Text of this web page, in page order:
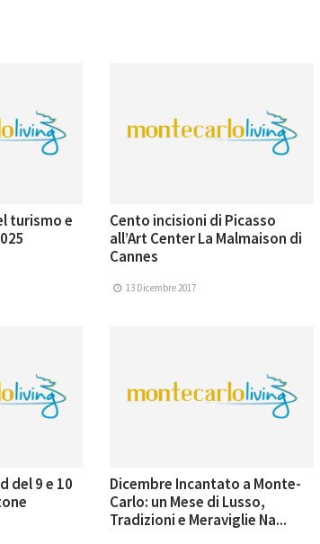
turismo e
Cento incisioni di Picasso
all’Art Center La Malmaison di
Cannes
13 Dicembre 2017
del 9 e 10
Dicembre Incantato a Monte-
Carlo: un Mese di Lusso,
Tradizioni e Meraviglie Na...